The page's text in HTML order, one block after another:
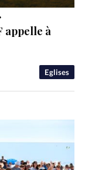
Eglises
appelle à